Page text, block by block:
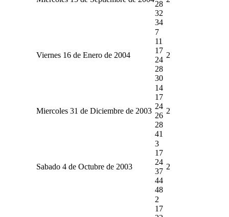
28
32
34
Viernes 16 de Enero de 2004
7
11
17
24
28
30
2
Miercoles 31 de Diciembre de 2003
14
17
24
26
28
41
2
Sabado 4 de Octubre de 2003
3
17
24
37
44
48
2
2
17